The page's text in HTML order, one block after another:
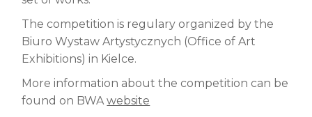
The competition is regulary organized by the
Biuro Wystaw Artystycznych (Office of Art
Exhibitions) in Kielce.
More information about the competition can be
found on BWAwebsite